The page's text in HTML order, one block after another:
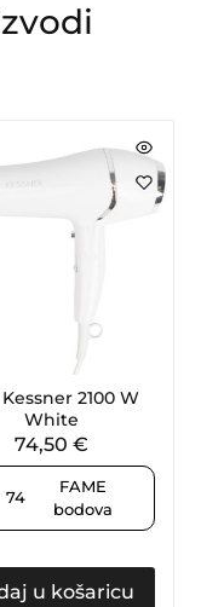
2100 W
White
74,50€
74
FAME
bodova
u košaricu